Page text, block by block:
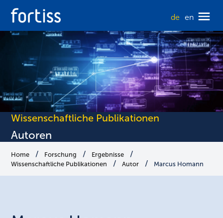
de en
Wissenschaftliche Publikationen
Autoren
Home Forschung
Ergebnisse
Wissenschaftliche Publikationen
Autor Marcus Homann